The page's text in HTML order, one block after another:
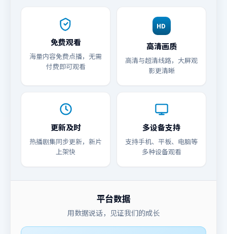
免费观看
海量内容免费点播，无需
付费即可观看
HD
高清画质
高清与超清线路，大屏观
影更清晰
更新及时
热播剧集同步更新，新片
上架快
多设备支持
支持手机、平板、电脑等
多种设备观看
平台数据
用数据说话，见证我们的成长